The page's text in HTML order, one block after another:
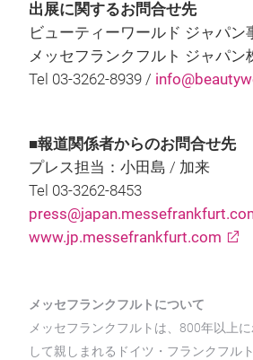
出展に関するお問合せ
ビューティーワールド ジャパン
メッセフランクフルト ジャパン
Tel 03-3262-8939 /
■報道関係者からのお問合せ先
プレス担当：小田島 / 加来
Tel 03-3262-8453
www.jp.messefrankfurt.com
メッセフランクフルトについて
メッセフランクフルトは、800年以上
して親しまれるドイツ・フランクフル